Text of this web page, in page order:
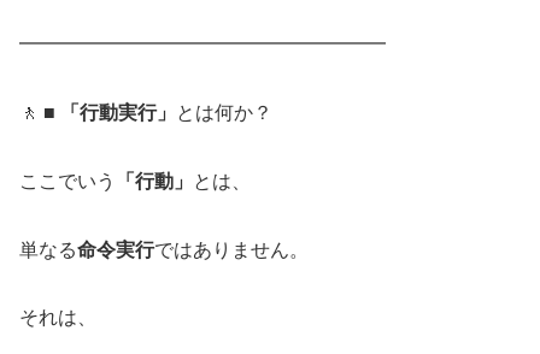
━━━━━━━━━━━━━━━━━━━
🚶 ■ 「行動実行」 とは何か？
ここでいう 「行動」 とは、
単なる命令実行ではありません。
それは、